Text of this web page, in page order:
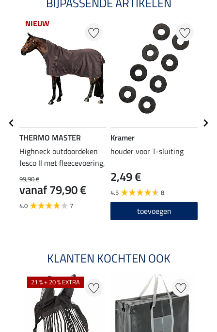
NIEUW
THERMO MASTER
Highneck outdoordeken
Jesco II met fleecevoering,
100g
99,90 €
vanaf 79,90 €
4.0 7
Kramer
houder voor T-sluiting
2,49 €
4.5 8
toevoegen
KLANTEN KOCHTEN OOK
21 % + 20 % EXTRA